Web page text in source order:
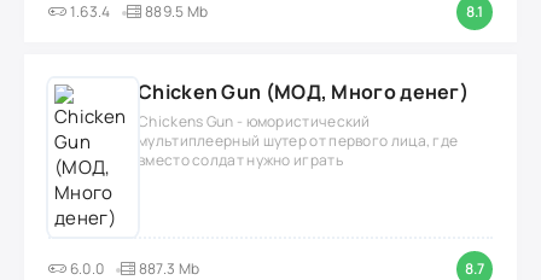
1.63.4 889.5 Mb 8.1
Chicken Gun (МОД, Много денег)
Chickens Gun - юмористический
мультиплеерный шутер от первого лица, где
вместо солдат нужно играть
6.0.0 887.3 Mb 8.7